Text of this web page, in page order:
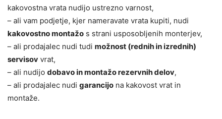
kakovostna vrata nudijo ustrezno varnost,
– ali vam podjetje, kjer nameravate vrata kupiti, nudi
kakovostno montažo s strani usposobljenih monterjev,
– ali prodajalec nudi tudi možnost (rednih in izrednih)
servisov vrat,
– ali nudijo dobavo in montažo rezervnih delov,
– ali prodajalec nudi garancijo na kakovost vrat in
montaže.